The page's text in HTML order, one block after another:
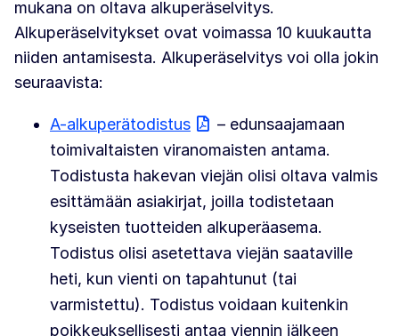
mukana on oltava alkuperäselvitys.
Alkuperäselvitykset ovat voimassa 10 kuukautta
niiden antamisesta. Alkuperäselvitys voi olla jokin
seuraavista:
A-alkuperätodistus
– edunsaajamaan
toimivaltaisten viranomaisten antama.
Todistusta hakevan viejän olisi oltava valmis
esittämään asiakirjat, joilla todistetaan
kyseisten tuotteiden alkuperäasema.
Todistus olisi asetettava viejän saataville
heti, kun vienti on tapahtunut (tai
varmistettu). Todistus voidaan kuitenkin
poikkeuksellisesti antaa viennin jälkeen